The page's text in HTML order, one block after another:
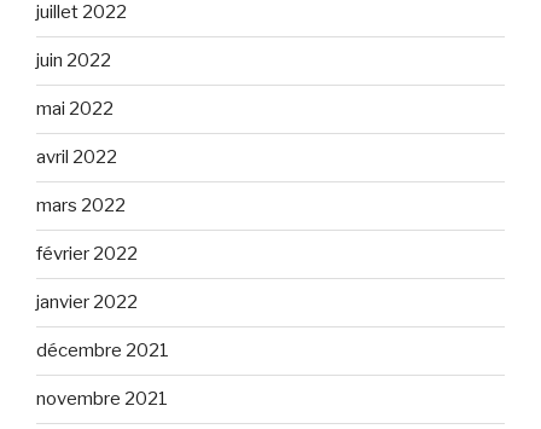
juillet 2022
juin 2022
mai 2022
avril 2022
mars 2022
février 2022
janvier 2022
décembre 2021
novembre 2021